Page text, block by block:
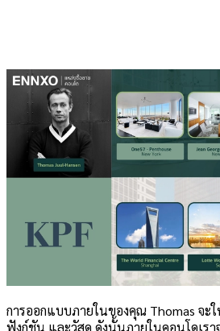
การออกแบบภายในของคุณ Thomas จะ
ฟังก์ชัน และวัสดุ ดังนั้นภายในคอนโดเร